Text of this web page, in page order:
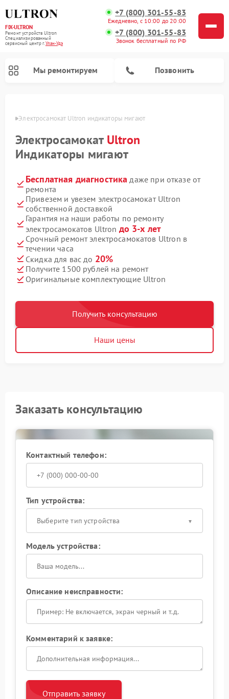
FIX-ULTRON
Ремонт устройств Ultron
Специализированный
cервисный центр г.Улан-Удэ
+7 (800) 301-55-83
Ежедневно, с 10:00 до 20:00
+7 (800) 301-55-83
Звонок бесплатный по РФ
Мы ремонтируем Позвонить
Удэ Электросамокат Ultron индикаторы мигают
Электросамокат Ultron
Индикаторы мигают
Бесплатная диагностика даже при отказе от
ремонта
Привезем и увезем электросамокат Ultron
собственной доставкой
Гарантия на наши работы по ремонту
электросамокатов Ultron до 3-х лет
Срочный ремонт электросамокатов Ultron в
течении часа
Скидка для вас до 20%
Получите 1500 рублей на ремонт
Оригинальные комплектующие Ultron
Получить консультацию
Наши цены
Заказать консультацию
Контактный телефон:
Тип устройства:
Выберите тип устройства
Модель устройства:
Описание неисправности:
Комментарий к заявке:
Отправить заявку